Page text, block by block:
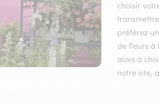
choisir
préférez
de fleurs à
alors à
notre site,